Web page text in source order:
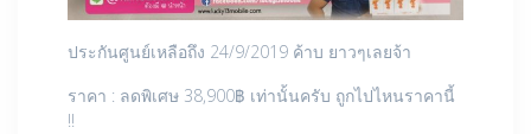
ประกันศูนย์เหลือถึง 24/9/2019 ค้าบ ยาวๆเลยจ้า
ราคา : ลดพิเศษ 38,900฿ เท่านั้นครับ ถูกไปไหนราคานี้
!!